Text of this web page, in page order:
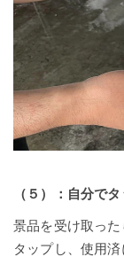
（５）：自分で
景品を受け取っ
タップし、使用済